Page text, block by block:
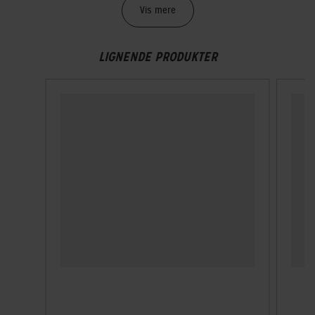
Vis mere
LIGNENDE PRODUKTER